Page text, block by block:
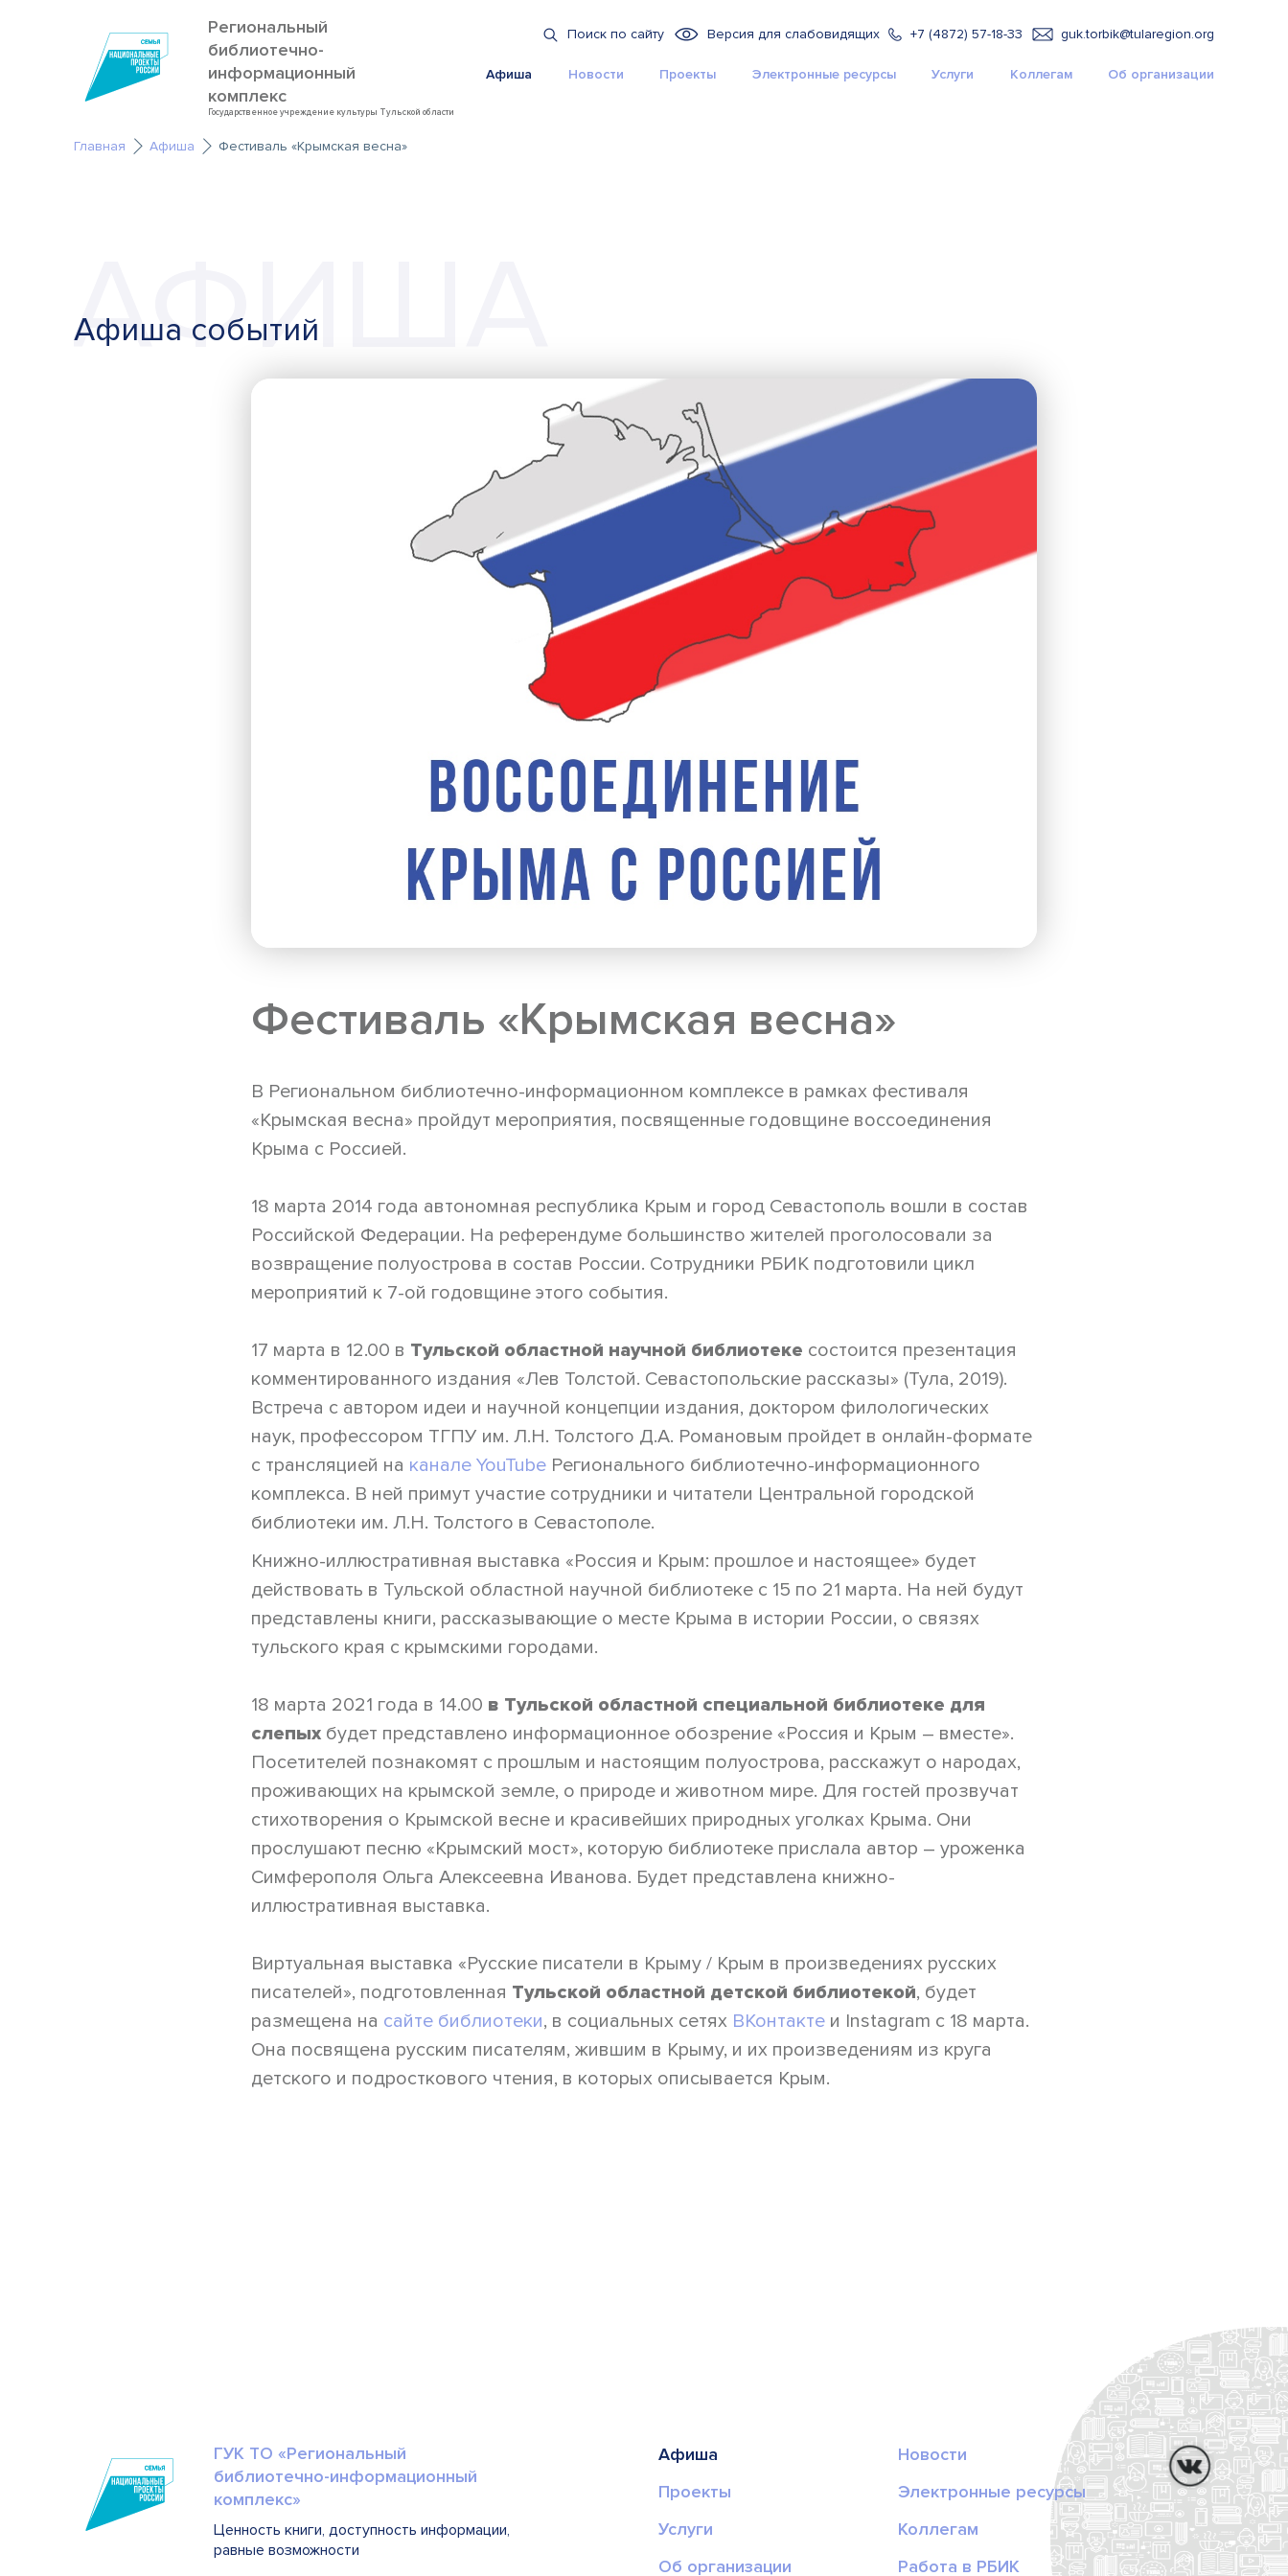
Региональный
библиотечно-
информационный
комплекс
Государственное учреждение культуры Тульской области
Поиск по сайту Версия для слабовидящих +7 (4872) 57-18-33 guk.torbik@tularegion.org
Афиша Новости Проекты Электронные ресурсы Услуги Коллегам Об организации
Главная Афиша Фестиваль «Крымская весна»
Афиша событий
АФИША
Фестиваль «Крымская весна»
В Региональном библиотечно-информационном комплексе в рамках фестиваля
«Крымская весна» пройдут мероприятия, посвященные годовщине воссоединения
Крыма с Россией.
18 марта 2014 года автономная республика Крым и город Севастополь вошли в состав
Российской Федерации. На референдуме большинство жителей проголосовали за
возвращение полуострова в состав России. Сотрудники РБИК подготовили цикл
мероприятий к 7-ой годовщине этого события.
17 марта в 12.00 в Тульской областной научной библиотеке состоится презентация
комментированного издания «Лев Толстой. Севастопольские рассказы» (Тула, 2019).
Встреча с автором идеи и научной концепции издания, доктором филологических
наук, профессором ТГПУ им. Л.Н. Толстого Д.А. Романовым пройдет в онлайн-формате
с трансляцией на канале YouTube Регионального библиотечно-информационного
комплекса. В ней примут участие сотрудники и читатели Центральной городской
библиотеки им. Л.Н. Толстого в Севастополе.
Книжно-иллюстративная выставка «Россия и Крым: прошлое и настоящее» будет
действовать в Тульской областной научной библиотеке с 15 по 21 марта. На ней будут
представлены книги, рассказывающие о месте Крыма в истории России, о связях
тульского края с крымскими городами.
18 марта 2021 года в 14.00 в Тульской областной специальной библиотеке для
слепых будет представлено информационное обозрение «Россия и Крым – вместе».
Посетителей познакомят с прошлым и настоящим полуострова, расскажут о народах,
проживающих на крымской земле, о природе и животном мире. Для гостей прозвучат
стихотворения о Крымской весне и красивейших природных уголках Крыма. Они
прослушают песню «Крымский мост», которую библиотеке прислала автор – уроженка
Симферополя Ольга Алексеевна Иванова. Будет представлена книжно-
иллюстративная выставка.
Виртуальная выставка «Русские писатели в Крыму / Крым в произведениях русских
писателей», подготовленная Тульской областной детской библиотекой, будет
размещена на сайте библиотеки, в социальных сетях ВКонтакте и Instagram с 18 марта.
Она посвящена русским писателям, жившим в Крыму, и их произведениям из круга
детского и подросткового чтения, в которых описывается Крым.
ГУК ТО «Региональный
библиотечно-информационный
комплекс»
Ценность книги, доступность информации,
равные возможности
Афиша
Новости
Проекты
Электронные ресурсы
Услуги
Коллегам
Об организации
Работа в РБИК